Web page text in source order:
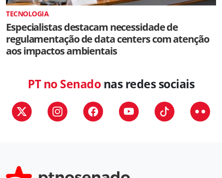
TECNOLOGIA
Especialistas destacam necessidade de
regulamentação de data centers com atenção
aos impactos ambientais
PT no Senadonas redes sociais